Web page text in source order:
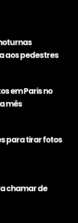
aos pedestres
em Paris no
mês
para tirar fotos
chamar de